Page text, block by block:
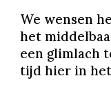
We wensen
het
een glimlach
tijd hier in